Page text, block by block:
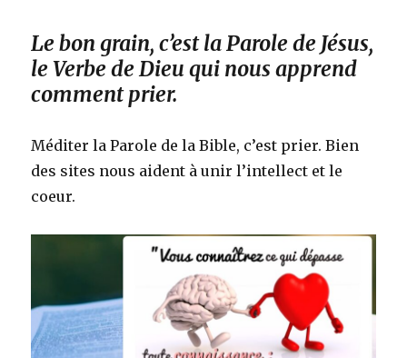
Le bon grain, c’est la Parole de Jésus,
le Verbe de Dieu qui nous apprend
comment prier.
Méditer la Parole de la Bible, c’est prier. Bien
des sites nous aident à unir l’intellect et le
coeur.